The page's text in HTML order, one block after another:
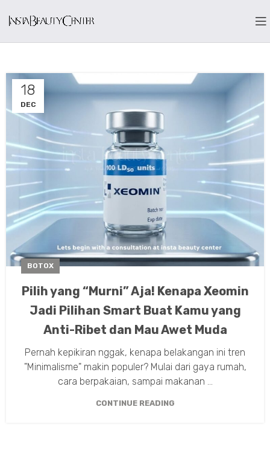
18
DEC
BOTOX
Pilih yang “Murni” Aja! Kenapa Xeomin
Jadi Pilihan Smart Buat Kamu yang
Anti-Ribet dan Mau Awet Muda
Pernah kepikiran nggak, kenapa belakangan ini tren
"Minimalisme" makin populer? Mulai dari gaya rumah,
cara berpakaian, sampai makanan ...
CONTINUE READING